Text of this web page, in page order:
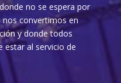
no se espera por
convertimos en
y donde todos
estar al servicio de